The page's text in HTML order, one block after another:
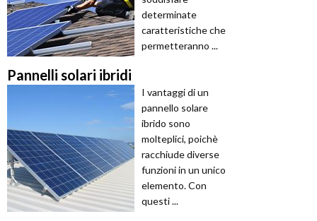
determinate
caratteristiche che
permetteranno ...
Pannelli solari ibridi
I vantaggi di un
pannello solare
ibrido sono
molteplici, poichè
racchiude diverse
funzioni in un unico
elemento. Con
questi ...